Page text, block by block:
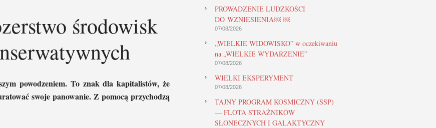
środowisk
powodzeniem. To znak dla kapitalistów, że
swoje panowanie. Z pomocą przychodzą
PROWADZENIE LUDZKOŚCI
DO WZNIESIENIA￼ ￼
07/08/2026
„WIELKIE WIDOWISKO” w oczekiwaniu
na „WIELKIE WYDARZENIE”
07/08/2026
WIELKI EKSPERYMENT
07/08/2026
TAJNY PROGRAM KOSMICZNY (SSP)
— FLOTA STRAŻNIKÓW
SŁONECZNYCH I GALAKTYCZNY